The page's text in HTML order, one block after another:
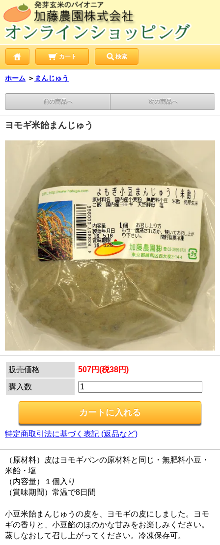
カート 検索
ホーム ＞ まんじゅう
前の商品へ 次の商品へ
ヨモギ米飴まんじゅう
販売価格 507円(税38円)
購入数
特定商取引法に基づく表記 (返品など)
（原材料）皮はヨモギパンの原材料と同じ・無肥料小豆・
米飴・塩
（内容量）１個入り
（賞味期間）常温で8日間
小豆米飴まんじゅうの皮を、ヨモギの皮にしました。ヨモ
ギの香りと、小豆餡のほのかな甘みをお楽しみください。
蒸しなおして召し上がってください。冷凍保存可。